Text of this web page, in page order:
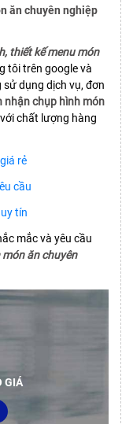
ăn chuyên nghiệp
thiết kế menu món
tôi trên google và
dụng dịch vụ, đơn
nhận chụp hình món
với chất lượng hàng
rẻ
cầu
tín
mắc và yêu cầu
ăn chuyên
GIÁ